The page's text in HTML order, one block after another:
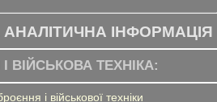
ІНФОРМАЦІЯ
ВІЙСЬКОВА ТЕХНІКА:
і військової техніки